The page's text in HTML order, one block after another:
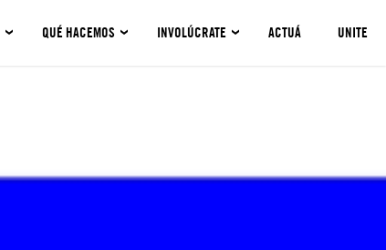
QUÉ HACEMOS INVOLÚCRATE ACTUÁ UNITE